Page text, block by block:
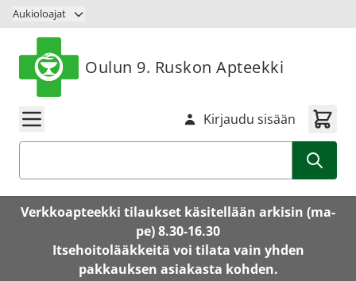
Siirry sisältöön
Aukioloajat
Oulun 9. Ruskon Apteekki
Kirjaudu sisään
Verkkoapteekki tilaukset käsitellään arkisin (ma-
pe) 8.30-16.30
Itsehoitolääkkeitä voi tilata vain yhden
pakkauksen asiakasta kohden.